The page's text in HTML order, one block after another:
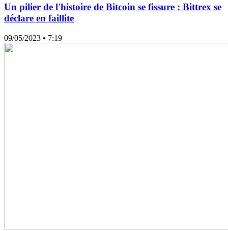
Un pilier de l'histoire de Bitcoin se fissure : Bittrex se
déclare en faillite
09/05/2023 • 7:19